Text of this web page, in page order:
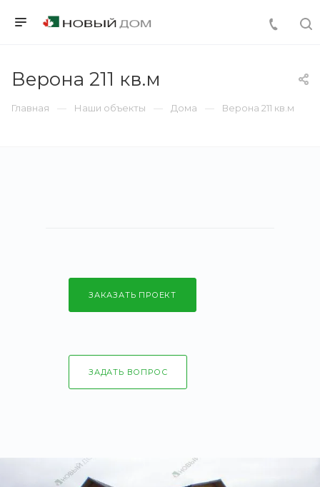
Верона 211 кв.м
Главная Наши объекты Дома Верона 211 кв.м
ЗАКАЗАТЬ ПРОЕКТ
ЗАДАТЬ ВОПРОС